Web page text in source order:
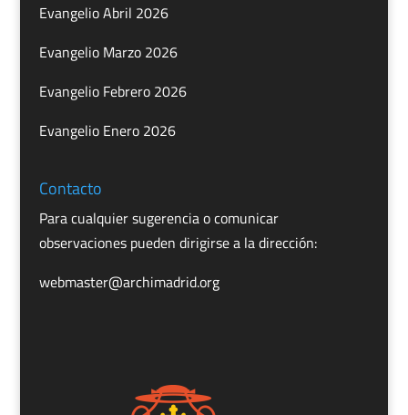
Evangelio Abril 2026
Evangelio Marzo 2026
Evangelio Febrero 2026
Evangelio Enero 2026
Contacto
Para cualquier sugerencia o comunicar
observaciones pueden dirigirse a la dirección:
webmaster@archimadrid.org